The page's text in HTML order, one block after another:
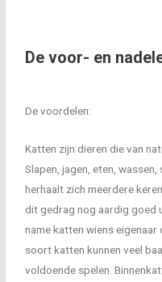
De voor- en
De voordelen:
Katten zijn dieren die van
Slapen, jagen, eten,
herhaalt zich meerdere
dit gedrag nog aardig goed
name katten wiens
soort katten kunnen veel
voldoende spelen.